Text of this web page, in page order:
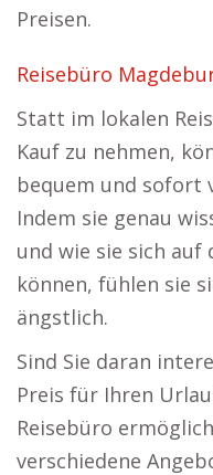
Preisen.
Reisebüro
Statt im lokalen
Kauf zu nehmen,
bequem und sofort
Indem sie genau
und wie sie sich
können, fühlen sie
ängstlich.
Sind Sie daran
Preis für Ihren
Reisebüro
verschiedene